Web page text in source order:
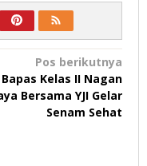
Pos berikutnya
Bapas Kelas II Nagan
Bersama YJI Gelar
Senam Sehat